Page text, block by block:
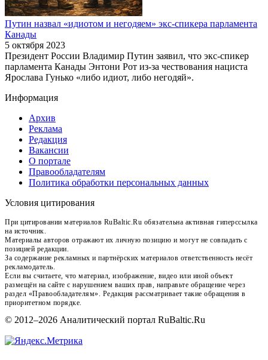
Путин назвал «идиотом и негодяем» экс-спикера парламента
Канады
5 октября 2023
Президент России Владимир Путин заявил, что экс-спикер
парламента Канады Энтони Рот из-за чествования нациста
Ярослава Гунько «либо идиот, либо негодяй».
Информация
Архив
Реклама
Редакция
Вакансии
О портале
Правообладателям
Политика обработки персональных данных
Условия цитирования
При цитировании материалов RuBaltic.Ru обязательна активная гиперссылка
на источник.
Материалы авторов отражают их личную позицию и могут не совпадать с
позицией редакции.
За содержание рекламных и партнёрских материалов ответственность несёт
рекламодатель.
Если вы считаете, что материал, изображение, видео или иной объект
размещён на сайте с нарушением ваших прав, направьте обращение через
раздел «Правообладателям». Редакция рассматривает такие обращения в
приоритетном порядке.
© 2012–2026 Аналитический портал RuBaltic.Ru